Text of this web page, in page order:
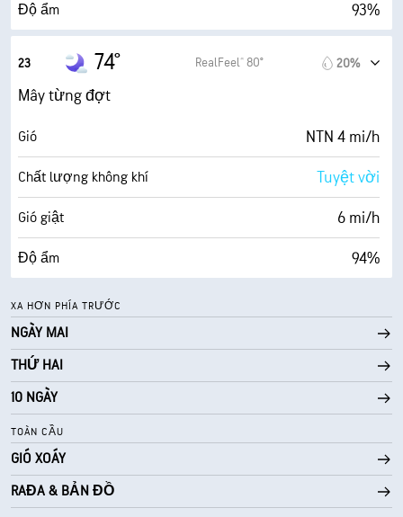
Độ ẩm 93%
Điểm sương
AccuLumen Brightness Index™
Mật độ mây 69%
Tầm nhìn 5 dặm
Trần mây 19300 ft
23 74° RealFeel® 80° 20%
Mây từng đợt
Gió NTN 4 mi/h
Chất lượng không khí Tuyệt vời
Gió giật 6 mi/h
Độ ẩm 94%
Điểm sương
AccuLumen Brightness Index™ 0 (Tối)
Mật độ mây 62%
Tầm nhìn 5 dặm
Trần mây 30000 ft
XA HƠN PHÍA TRƯỚC
NGÀY MAI
THỨ HAI
10 NGÀY
TOÀN CẦU
GIÓ XOÁY
RAĐA & BẢN ĐỒ